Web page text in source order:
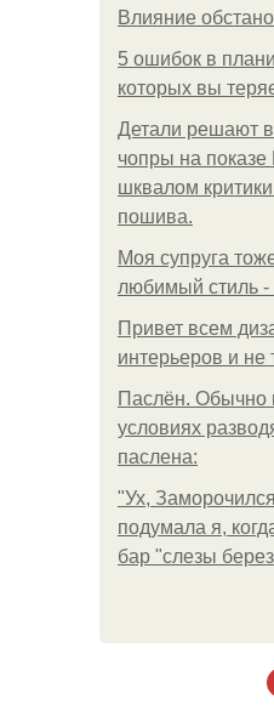
Влияние
5 ошибок в
которых вы
Детали решают
чопры на показе
шквалом
пошива.
Моя супруга
любимый стиль -
Привет всем
интерьеров и не
Паслён. Обычно
условиях
паслена:
"Ух,
подумала я,
бар "слезы